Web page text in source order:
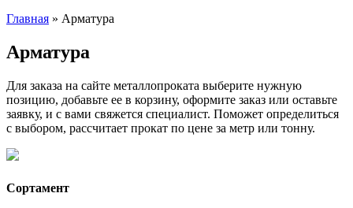
Главная » Арматура
Арматура
Для заказа на сайте металлопроката выберите нужную
позицию, добавьте ее в корзину, оформите заказ или оставьте
заявку, и с вами свяжется специалист. Поможет определиться
с выбором, рассчитает прокат по цене за метр или тонну.
Сортамент